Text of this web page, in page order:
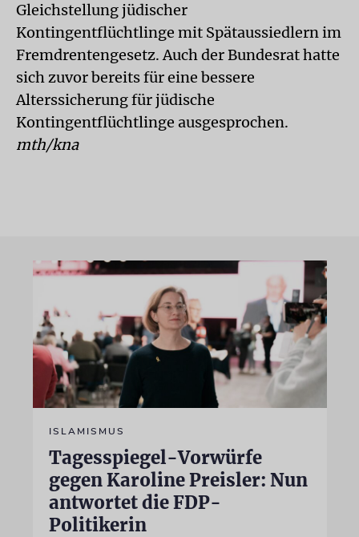
Gleichstellung jüdischer
Kontingentflüchtlinge mit Spätaussiedlern im
Fremdrentengesetz. Auch der Bundesrat hatte
sich zuvor bereits für eine bessere
Alterssicherung für jüdische
Kontingentflüchtlinge ausgesprochen.
mth/kna
ISLAMISMUS
Tagesspiegel-Vorwürfe
gegen Karoline Preisler: Nun
antwortet die FDP-
Politikerin